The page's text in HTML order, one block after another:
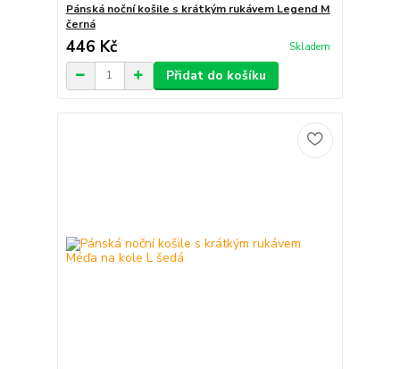
Pánská noční košile s krátkým rukávem Legend M
černá
446 Kč Skladem
Přidat do košíku